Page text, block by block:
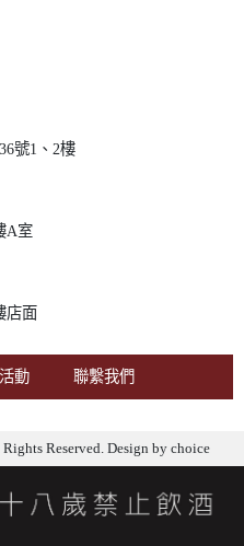
號1、2樓
A室
店面
動 聯繫我們
Reserved. Design bychoice